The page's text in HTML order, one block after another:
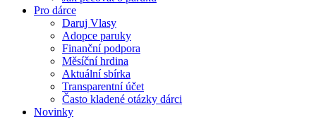
Pro dárce
Daruj Vlasy
Adopce paruky
Finanční podpora
Měsíční hrdina
Aktuální sbírka
Transparentní účet
Často kladené otázky dárci
Novinky